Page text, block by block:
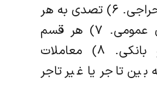
تصدی به عملیات حراجی. ۶) تصدی به هر
قسم نمایشگاه‌های عمومی. ۷) هر قسم
عملیات صرافی و بانکی. ۸) معاملات
بین تاجر یا غیر تاجر